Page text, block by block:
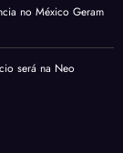
no México Geram
será na Neo